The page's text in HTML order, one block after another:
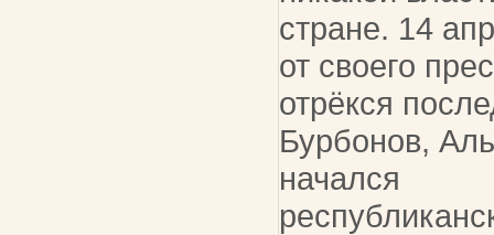
стране. 14
от своего
отрёкся
Бурбонов,
начался